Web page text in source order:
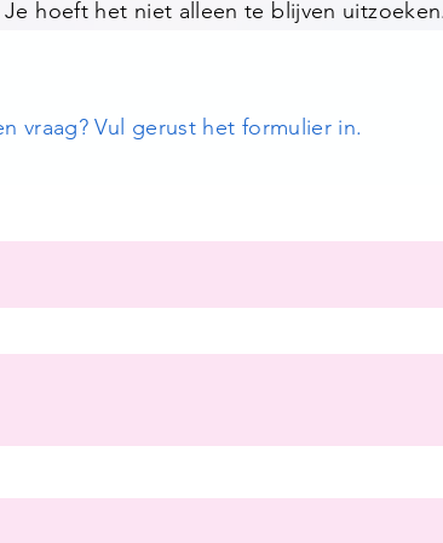
hoeft het niet alleen te blijven
vraag? Vul gerust het formulier in.